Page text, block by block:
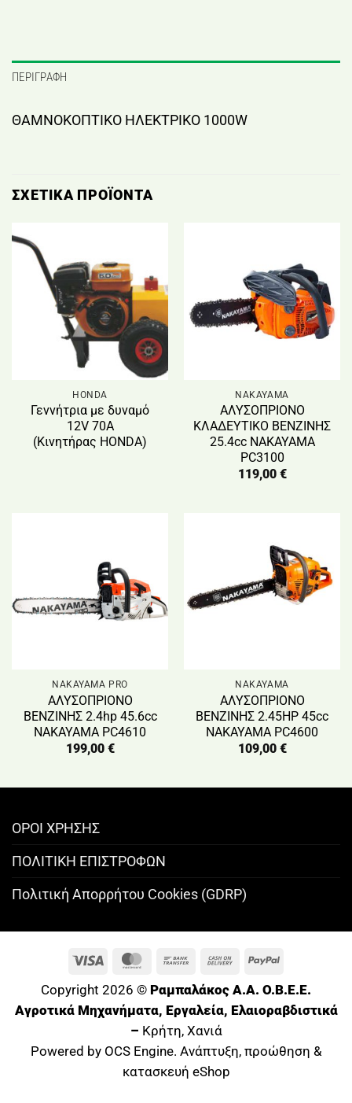
ΠΕΡΙΓΡΑΦΉ
ΘΑΜΝΟΚΟΠΤΙΚΟ ΗΛΕΚΤΡΙΚΟ 1000W
ΣΧΕΤΙΚΆ ΠΡΟΪΌΝΤΑ
HONDA
Γεννήτρια με δυναμό
12V 70Α
(Κινητήρας HONDA)
NAKAYAMA
ΑΛΥΣΟΠΡΙΟΝΟ
ΚΛΑΔΕΥΤΙΚΟ ΒΕΝΖΙΝΗΣ
25.4cc NAKAYAMA
PC3100
119,00 €
NAKAYAMA PRO
ΑΛΥΣΟΠΡΙΟΝΟ
ΒΕΝΖΙΝΗΣ 2.4hp 45.6cc
NAKAYAMA PC4610
199,00 €
NAKAYAMA
ΑΛΥΣΟΠΡΙΟΝΟ
ΒΕΝΖΙΝΗΣ 2.45HP 45cc
NAKAYAMA PC4600
109,00 €
ΟΡΟΙ ΧΡΗΣΗΣ
ΠΟΛΙΤΙΚΗ ΕΠΙΣΤΡΟΦΩΝ
Πολιτική Απορρήτου Cookies (GDRP)
Visa MasterCard
Bank
Cash
PayPal
Copyright 2026 © Ραμπαλάκος A.A. O.B.E.E.
Αγροτικά Μηχανήματα, Εργαλεία, Ελαιοραβδιστικά
– Κρήτη, Χανιά
Powered by OCS Engine. Ανάπτυξη, προώθηση &
κατασκευή eShop